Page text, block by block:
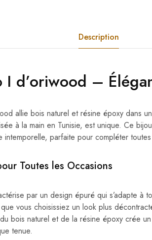
Description
I d’oriwood –
allie bois naturel et résine époxy dans
à la main en Tunisie, est unique. Ce
intemporelle, parfaite pour compléter
Toutes les Occasions
par un design épuré qui s’adapte à
vous choisissiez un look plus
bois naturel et de la résine époxy crée
tenue.